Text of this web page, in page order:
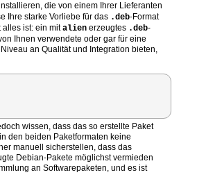
die von einem Ihrer Lieferanten
Ihre starke Vorliebe für das .deb-Format
alles ist: ein mitalien erzeugtes .deb-
Ihnen verwendete oder gar für eine
an Qualität und Integration bieten,
wissen, dass das so erstellte Paket
den beiden Paketformaten keine
manuell sicherstellen, dass das
Debian-Pakete möglichst vermieden
an Softwarepaketen, und es ist